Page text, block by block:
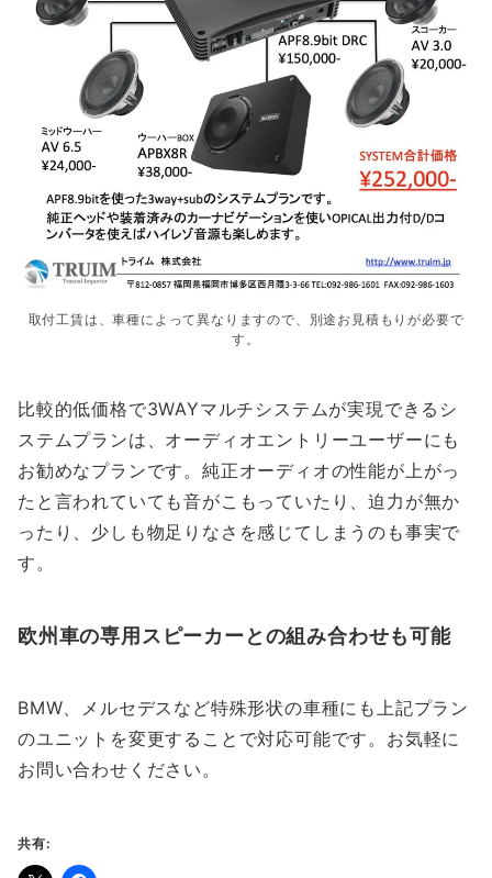
取付工賃は、車種によって異なりますので、別途お見積もりが必要で
す。
比較的低価格で3WAYマルチシステムが実現できるシ
ステムプランは、オーディオエントリーユーザーにも
お勧めなプランです。純正オーディオの性能が上がっ
たと言われていても音がこもっていたり、迫力が無か
ったり、少しも物足りなさを感じてしまうのも事実で
す。
欧州車の専用スピーカーとの組み合わせも可能
BMW、メルセデスなど特殊形状の車種にも上記プラン
のユニットを変更することで対応可能です。お気軽に
お問い合わせください。
共有: